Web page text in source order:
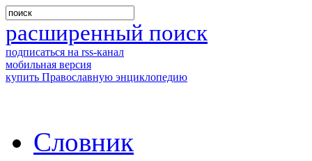
расширенный поиск
подписаться на rss-канал
мобильная версия
купить Православную энциклопедию
Словник